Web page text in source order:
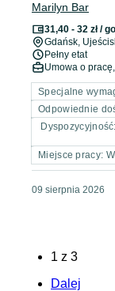
Marilyn Bar
31,40 - 32 zł /
Gdańsk,
Pełny etat
Umowa o
Specjalne
Odpowiednie
Miejsce pracy:
09 sierpnia 2026
1 z 3
Dalej